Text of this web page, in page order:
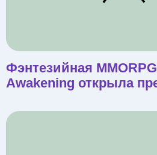
Фэнтезийная
Awakening открыла